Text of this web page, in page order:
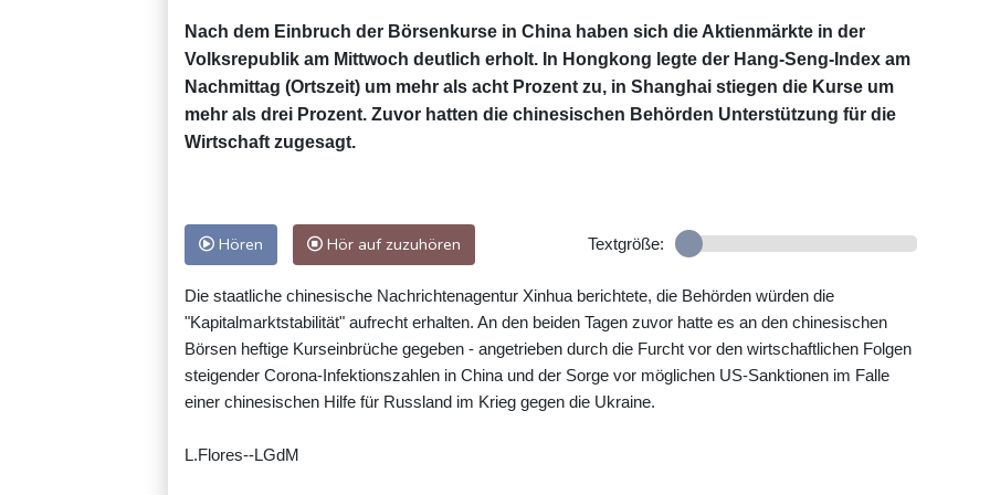
Nach dem Einbruch der Börsenkurse in China haben sich die Aktienmärkte in der
Volksrepublik am Mittwoch deutlich erholt. In Hongkong legte der Hang-Seng-Index am
Nachmittag (Ortszeit) um mehr als acht Prozent zu, in Shanghai stiegen die Kurse um
mehr als drei Prozent. Zuvor hatten die chinesischen Behörden Unterstützung für die
Wirtschaft zugesagt.
Hören Hör auf zuzuhören Textgröße:
Die staatliche chinesische Nachrichtenagentur Xinhua berichtete, die Behörden würden die
"Kapitalmarktstabilität" aufrecht erhalten. An den beiden Tagen zuvor hatte es an den chinesischen
Börsen heftige Kurseinbrüche gegeben - angetrieben durch die Furcht vor den wirtschaftlichen Folgen
steigender Corona-Infektionszahlen in China und der Sorge vor möglichen US-Sanktionen im Falle
einer chinesischen Hilfe für Russland im Krieg gegen die Ukraine.
L.Flores--LGdM